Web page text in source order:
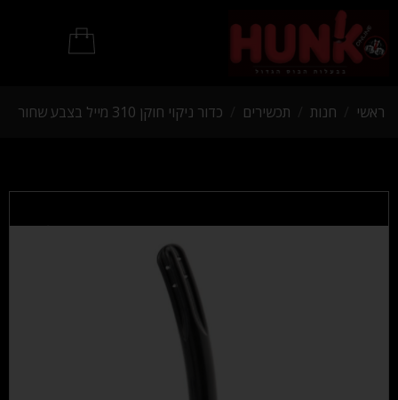
ראשי חנות תכשירים כדור ניקוי חוקן 310 מייל בצבע שחור